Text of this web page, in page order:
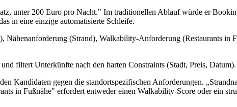
unter 200 Euro pro Nacht." Im traditionellen Ablauf würde er
in eine einzige automatisierte Schleife.
(Strand), Walkability-Anforderung (Restaurants in
filtert Unterkünfte nach den harten Constraints (Stadt, Preis, Datum).
Kandidaten gegen die standortspezifischen Anforderungen.
in Fußnähe" erfordert entweder einen Walkability-Score oder ein